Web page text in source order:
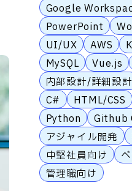
Google
PowerPoint
UI/UX
AWS
MySQL
Vue.js
内部設計/詳細設計
C#
HTML/CSS
Python
Github
アジャイル開発
中堅社員向け
管理職向け